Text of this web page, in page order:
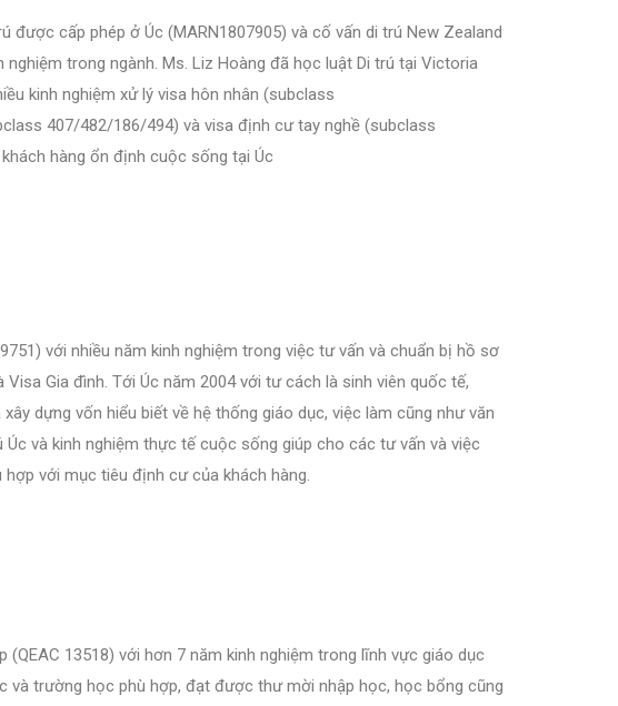
được cấp phép ở Úc (MARN1807905) và cố vấn di trú New Zealand
trong ngành. Ms. Liz Hoàng đã học luật Di trú tại Victoria
kinh nghiệm xử lý visa hôn nhân (subclass
407/482/186/494) và visa định cư tay nghề (subclass
hàng ổn định cuộc sống tại Úc
với nhiều năm kinh nghiệm trong việc tư vấn và chuẩn bị hồ sơ
Gia đình. Tới Úc năm 2004 với tư cách là sinh viên quốc tế,
dựng vốn hiểu biết về hệ thống giáo dục, việc làm cũng như văn
và kinh nghiệm thực tế cuộc sống giúp cho các tư vấn và việc
với mục tiêu định cư của khách hàng.
13518) với hơn 7 năm kinh nghiệm trong lĩnh vực giáo dục
trường học phù hợp, đạt được thư mời nhập học, học bổng cũng